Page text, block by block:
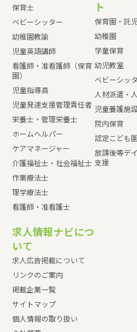
保育士
ベビーシッター
幼稚園教諭
児童英語講師
看護師・准看護師（保育
園）
児童指導員
児童発達支援管理責任者
栄養士・管理栄養士
ホームヘルパー
ケアマネージャー
介護福祉士・社会福祉士
作業療法士
理学療法士
看護師・准看護士
ト
保育園・託
幼稚園
学童保育
幼児教室
ベビーシッ
人材派遣・
児童養護施
院内保育
認定こども園
放課後等デ
支援
求人情報ナビにつ
いて
求人広告掲載について
リンクのご案内
掲載企業一覧
サイトマップ
個人情報の取り扱い